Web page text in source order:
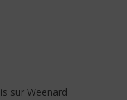
sur Weenard